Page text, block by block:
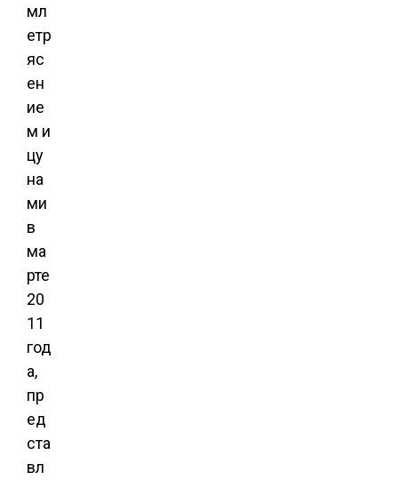
мл
етр
яс
ен
ие
м и
цу
на
ми
в
ма
рте
20
11
год
а,
пр
ед
ста
вл